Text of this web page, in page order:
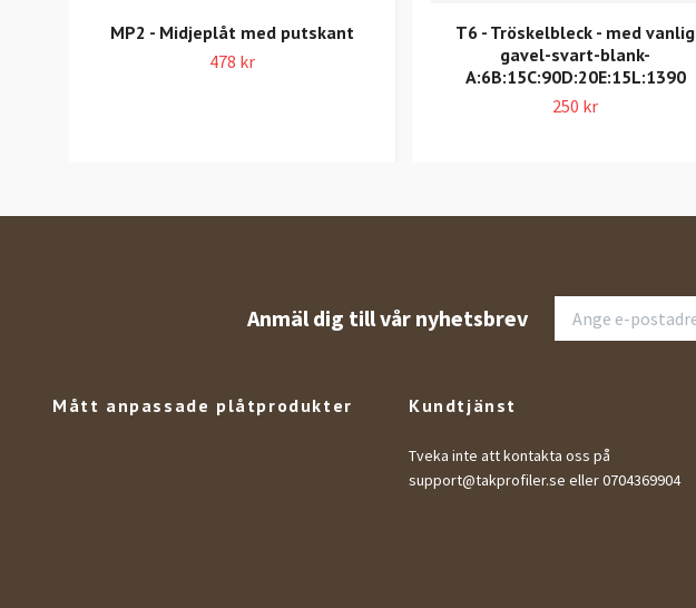
MP2 - Midjeplåt med putskant
478 kr
T6 - Tröskelbleck - med vanlig
gavel-svart-blank-
A:6B:15C:90D:20E:15L:1390
250 kr
Anmäl dig till vår nyhetsbrev
Mått anpassade plåtprodukter Kundtjänst
Tveka inte att kontakta oss på
support@takprofiler.se eller 0704369904